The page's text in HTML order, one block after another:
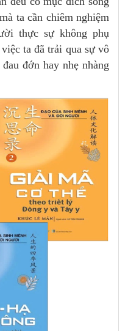
ta cần chiêm nghiệm
thực sự không phụ
ta đã trải qua sự vô
đớn hay nhẹ nhàng